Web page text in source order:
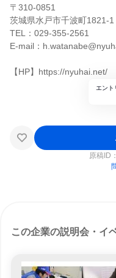
〒310-0851
茨城県水戸市千波町1821-1
TEL：029-355-2561
E-mail：
【HP】https://nyuhai.net/
エント
原稿ID：
この企業の説明会・イ